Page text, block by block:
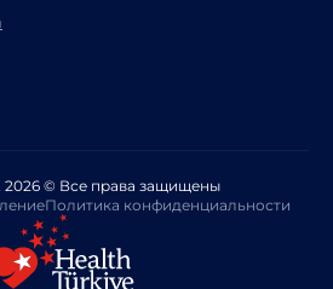
2026 © Все права защищены
Политика конфиденциальности